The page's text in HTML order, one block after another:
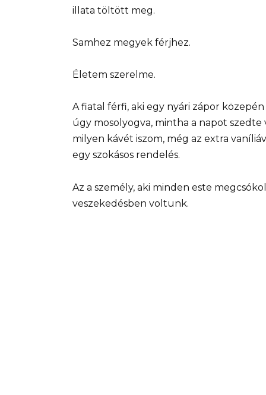
illata töltött meg.
Samhez megyek férjhez.
Életem szerelme.
A fiatal férfi, aki egy nyári zápor
úgy mosolyogva, mintha a napot
milyen kávét iszom, még az extra
egy szokásos rendelés.
Az a személy, aki minden este
veszekedésben voltunk.